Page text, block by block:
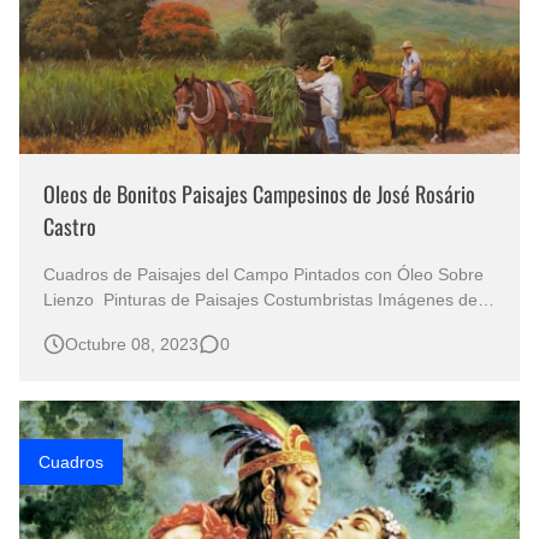
Oleos de Bonitos Paisajes Campesinos de José Rosário
Castro
Cuadros de Paisajes del Campo Pintados con Óleo Sobre
Lienzo Pinturas de Paisajes Costumbristas Imágenes de
Cuadros de Paisajes Pinturas Realistas de Paisajes
Mano con Oleos Sin d…
Octubre 08, 2023 0
Cuadros